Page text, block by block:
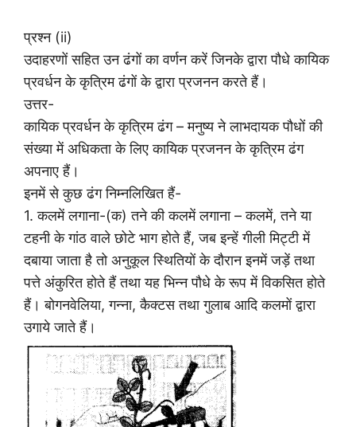
प्रश्न (ii)
उदाहरणों सहित उन ढंगों का वर्णन करें जिनके द्वारा पौधे कायिक
प्रवर्धन के कृत्रिम ढंगों के द्वारा प्रजनन करते हैं।
उत्तर-
कायिक प्रवर्धन के कृत्रिम ढंग – मनुष्य ने लाभदायक पौधों की
संख्या में अधिकता के लिए कायिक प्रजनन के कृत्रिम ढंग
अपनाए हैं।
इनमें से कुछ ढंग निम्नलिखित हैं-
1. कलमें लगाना-(क) तने की कलमें लगाना – कलमें, तने या
टहनी के गांठ वाले छोटे भाग होते हैं, जब इन्हें गीली मिट्टी में
दबाया जाता है तो अनुकूल स्थितियों के दौरान इनमें जड़ें तथा
पत्ते अंकुरित होते हैं तथा यह भिन्न पौधे के रूप में विकसित होते
हैं। बोगनवेलिया, गन्ना, कैक्टस तथा गुलाब आदि कलमों द्वारा
उगाये जाते हैं।